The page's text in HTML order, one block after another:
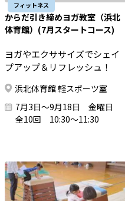
フィットネス
からだ引き締めヨガ教室（浜北
体育館）(7月スタートコース)
ヨガやエクササイズでシェイ
プアップ＆リフレッシュ！
浜北体育館 軽スポーツ室
7月3日～9月18日 金曜日
全10回 10:30～11:30